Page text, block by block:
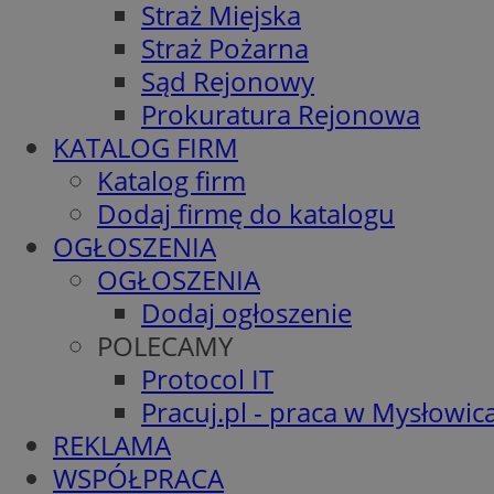
Straż Miejska
Straż Pożarna
Sąd Rejonowy
Prokuratura Rejonowa
KATALOG FIRM
Katalog firm
Dodaj firmę do katalogu
OGŁOSZENIA
OGŁOSZENIA
Dodaj ogłoszenie
POLECAMY
Protocol IT
Pracuj.pl - praca w
REKLAMA
WSPÓŁPRACA